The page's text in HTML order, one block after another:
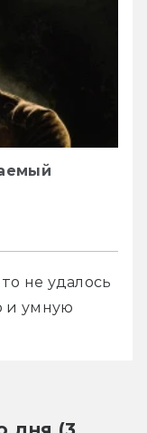
не удалось
и умную